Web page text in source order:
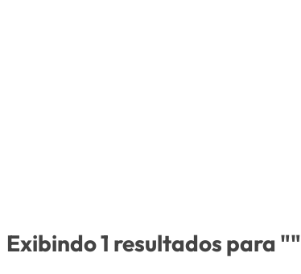
Exibindo 1 resultados para ""